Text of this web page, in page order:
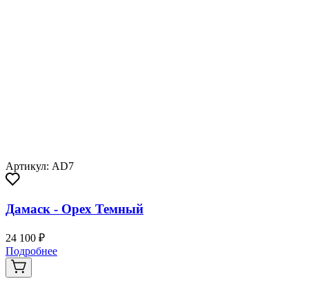
Артикул: AD7
Дамаск - Орех Темный
24 100 ₽
Подробнее